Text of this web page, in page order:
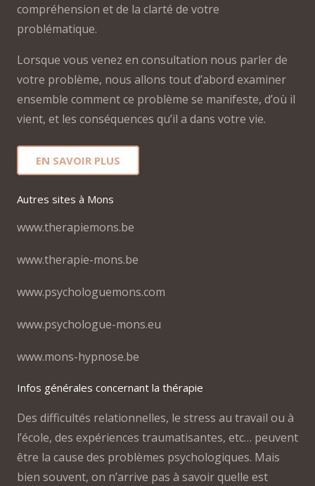
compréhension et de la clarté de votre
problématique.
Lorsque vous venez en consultation nous parler de
votre problème, nous allons tout d’abord examiner
ensemble comment ce problème se manifeste, d’où il
vient, et les conséquences qu’il a dans votre vie.
EN SAVOIR PLUS
Autres sites à Mons
www.therapiemons.be
www.therapie-mons.be
www.psychologuemons.com
www.psychologue-mons.eu
www.mons-hypnose.be
Infos générales concernant la thérapie
Des difficultés relationnelles, le stress au travail ou à
l’école, des expériences traumatisantes, etc… peuvent
être la cause des problèmes psychologiques. Mais
bien souvent, on n’arrive pas à savoir quelle est